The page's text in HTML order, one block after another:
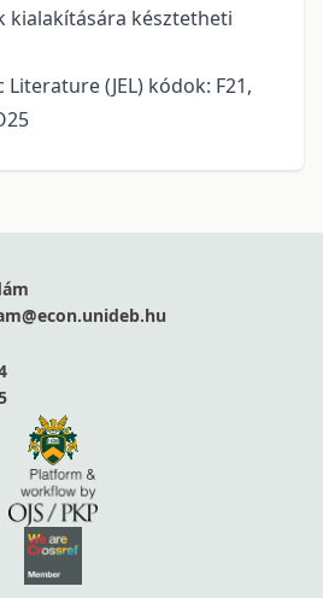
kialakítására késztetheti
(JEL) kódok: F21,